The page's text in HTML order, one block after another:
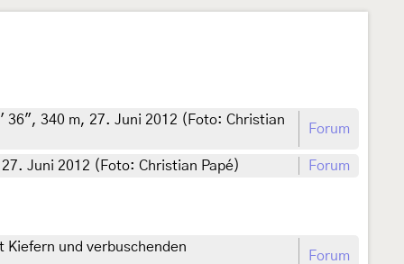
36", 340 m, 27. Juni 2012 (Foto: Christian
Forum
Juni 2012 (Foto: Christian Papé) Forum
und verbuschenden
Forum